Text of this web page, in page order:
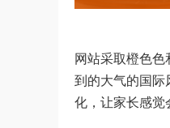
网站采取橙色
到的大气的国际
化，让家长感觉